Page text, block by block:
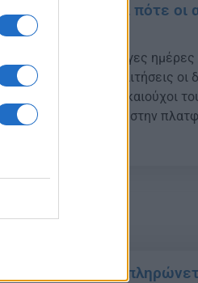
Παιδιού: Μέχρι πότε οι
δόση
θα είναι για λίγες
για να κάνουν αιτήσεις οι
κάνετε αίτηση Οι δικαιούχοι
την αίτηση Α21 στην
του διαδικτυακού τόπου
Παιδιού: Πότε